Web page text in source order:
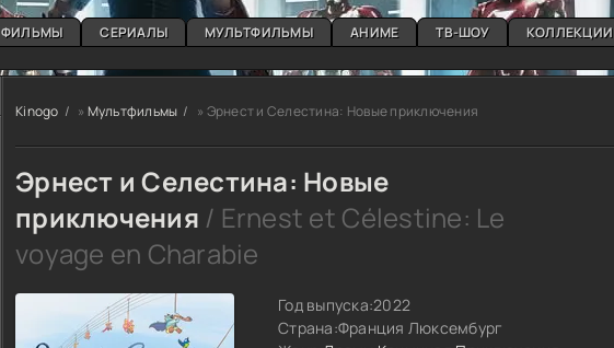
ФИЛЬМЫ СЕРИАЛЫ МУЛЬТФИЛЬМЫ АНИМЕ ТВ-ШОУ КОЛЛЕКЦИИ
Kinogo » Мультфильмы » Эрнест и Селестина: Новые приключения
Эрнест и Селестина: Новые
приключения / Ernest et Célestine: Le
voyage en Charabie
Год выпуска:2022
Страна:Франция Люксембург